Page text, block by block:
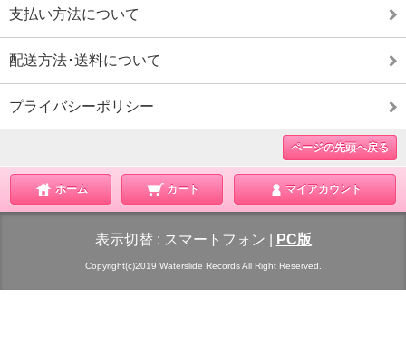
支払い方法について
配送方法･送料について
プライバシーポリシー
ページの先頭へ戻る
ホーム カート マイアカウント
表示切替 : スマートフォン PC版
Copyright(c)2019 Waterslide Records All Right Reserved.